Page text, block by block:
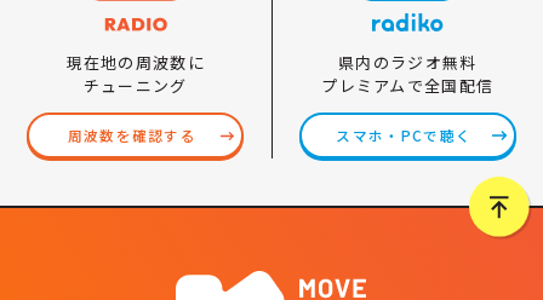
現在地の周波数に
チューニング
周波数を確認する
県内のラジオ無料
プレミアムで全国配信
スマホ・PCで聴く